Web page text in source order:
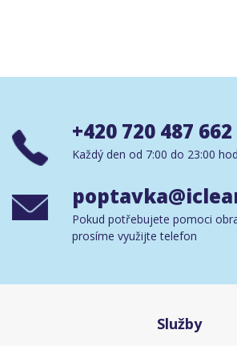
+420 720 487 662
Každý den od 7:00 do 23:00
Pokud potřebujete pomoci
prosíme využijte telefon
Služby